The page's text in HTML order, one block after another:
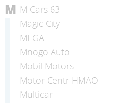
M M Cars 63
Magic City
MEGA
Mnogo Auto
Mobil Motors
Motor Centr HMAO
Multicar